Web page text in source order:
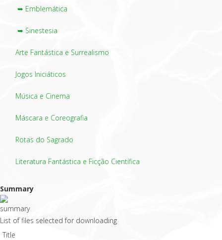
➥ Emblemática
➥ Sinestesia
Arte Fantástica e Surrealismo
Jogos Iniciáticos
Música e Cinema
Máscara e Coreografia
Rotas do Sagrado
Literatura Fantástica e Ficção Científica
Summary
List of files selected for downloading
Title